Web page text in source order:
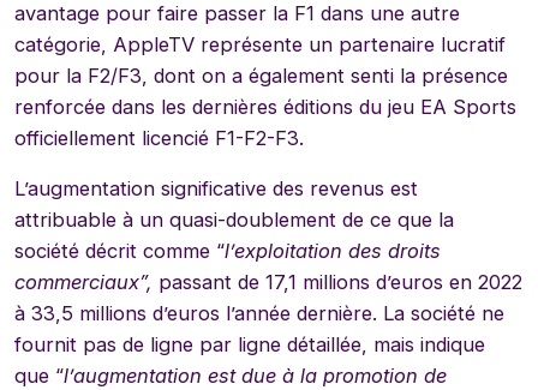
avantage pour faire passer la F1 dans une autre
catégorie, AppleTV représente un partenaire lucratif
pour la F2/F3, dont on a également senti la présence
renforcée dans les dernières éditions du jeu EA Sports
officiellement licencié F1-F2-F3.
L’augmentation significative des revenus est
attribuable à un quasi-doublement de ce que la
société décrit comme “l’exploitation des droits
commerciaux”, passant de 17,1 millions d’euros en 2022
à 33,5 millions d’euros l’année dernière. La société ne
fournit pas de ligne par ligne détaillée, mais indique
que “l’augmentation est due à la promotion de